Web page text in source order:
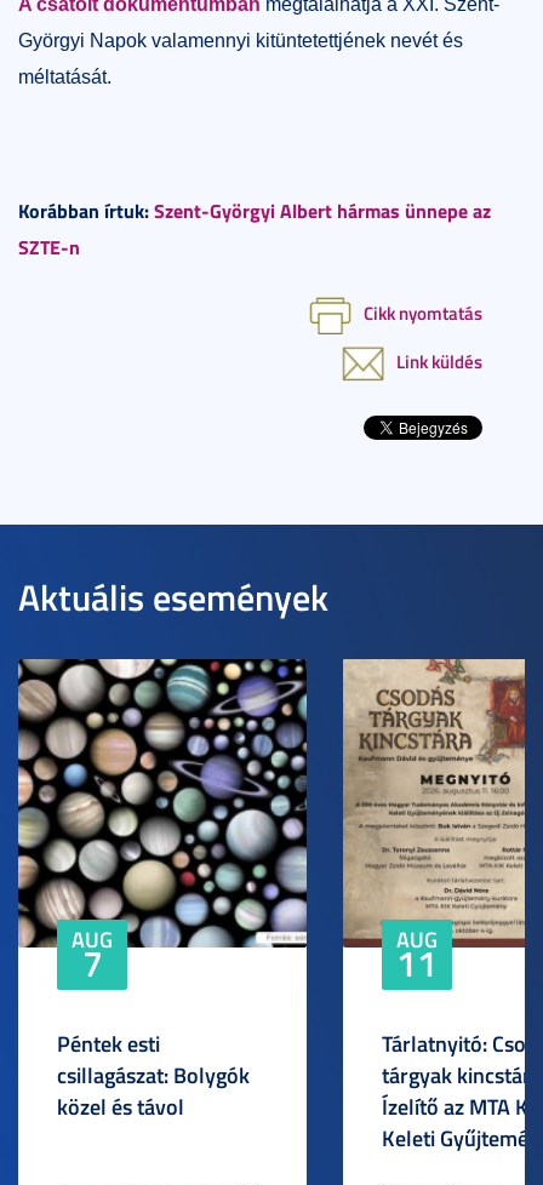
Györgyi Napok valamennyi kitüntetettjének nevét és
méltatását.
Korábban írtuk:Szent-Györgyi Albert hármas ünnepe az
SZTE-n
Cikk nyomtatás
Link küldés
Aktuális események
AUG
7
Péntek esti
csillagászat: Bolygók
közel és távol
AUG
11
Tárlatnyitó:
tárgyak
Ízelítő az MTA
Keleti